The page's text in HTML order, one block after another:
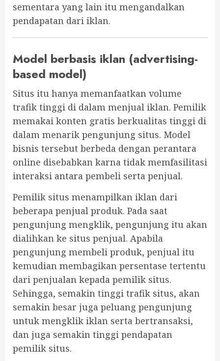
sementara yang lain itu mengandalkan
pendapatan dari iklan.
Model berbasis iklan (advertising-
based model)
Situs itu hanya memanfaatkan volume
trafik tinggi di dalam menjual iklan. Pemilik
memakai konten gratis berkualitas tinggi di
dalam menarik pengunjung situs. Model
bisnis tersebut berbeda dengan perantara
online disebabkan karna tidak memfasilitasi
interaksi antara pembeli serta penjual.
Pemilik situs menampilkan iklan dari
beberapa penjual produk. Pada saat
pengunjung mengklik, pengunjung itu akan
dialihkan ke situs penjual. Apabila
pengunjung membeli produk, penjual itu
kemudian membagikan persentase tertentu
dari penjualan kepada pemilik situs.
Sehingga, semakin tinggi trafik situs, akan
semakin besar juga peluang pengunjung
untuk mengklik iklan serta bertransaksi,
dan juga semakin tinggi pendapatan
pemilik situs.